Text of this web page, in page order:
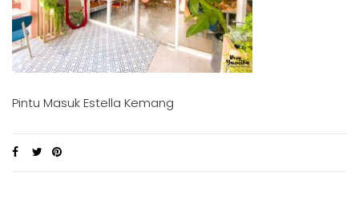
Pintu Masuk Estella Kemang